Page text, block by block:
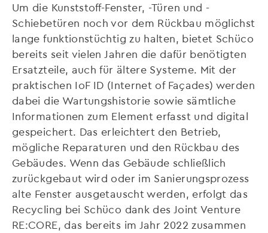
Um die Kunststoff-Fenster, -Türen und -
Schiebetüren noch vor dem Rückbau möglichst
lange funktionstüchtig zu halten, bietet Schüco
bereits seit vielen Jahren die dafür benötigten
Ersatzteile, auch für ältere Systeme. Mit der
praktischen IoF ID (Internet of Façades) werden
dabei die Wartungshistorie sowie sämtliche
Informationen zum Element erfasst und digital
gespeichert. Das erleichtert den Betrieb,
mögliche Reparaturen und den Rückbau des
Gebäudes. Wenn das Gebäude schließlich
zurückgebaut wird oder im Sanierungsprozess
alte Fenster ausgetauscht werden, erfolgt das
Recycling bei Schüco dank des Joint Venture
RE:CORE, das bereits im Jahr 2022 zusammen